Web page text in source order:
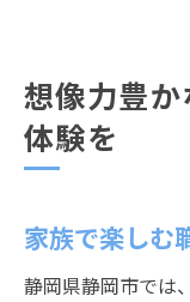
想像力豊
体験を
家族で楽しむ
静岡県静岡市では